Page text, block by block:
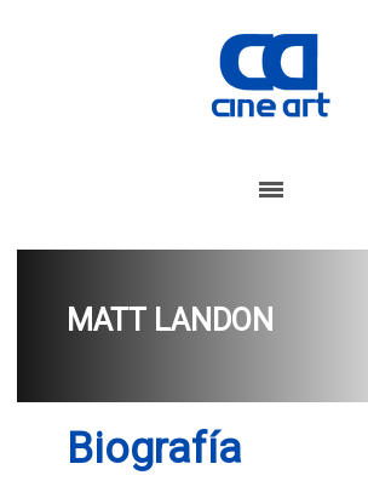
MATT LANDON
Biografía